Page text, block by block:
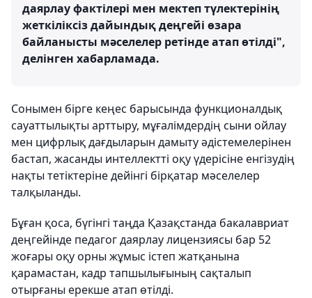
даярлау фактілері мен мектеп түлектерінің
жеткіліксіз дайындық деңгейі өзара
байланысты мәселелер ретінде атап өтілді",
делінген хабарламада.
Сонымен бірге кеңес барысында функционалдық
сауаттылықты арттыру, мұғалімдердің сыни ойлау
мен цифрлық дағдыларын дамыту әдістемелерінен
бастап, жасанды интеллектті оқу үдерісіне енгізудің
нақты тетіктеріне дейінгі бірқатар мәселелер
талқыланды.
Бұған қоса, бүгінгі таңда Қазақстанда бакалавриат
деңгейінде педагог даярлау лицензиясы бар 52
жоғары оқу орны жұмыс істеп жатқанына
қарамастан, кадр тапшылығының сақталып
отырғаны ерекше атап өтілді.